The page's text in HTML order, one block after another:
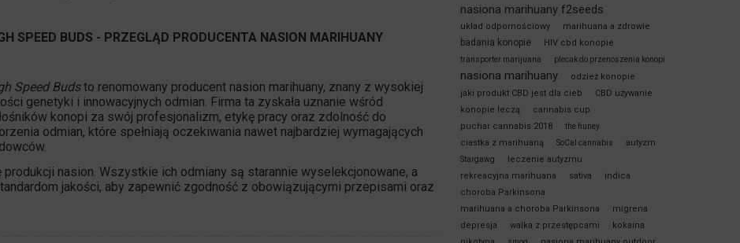
SPEED BUDS - PRZEGLĄD PRODUCENTA NASION MARIHUANY
Speed Budsto renomowany producent nasion marihuany, znany z wysokiej
genetyki i innowacyjnych odmian. Firma ta zyskała uznanie wśród
konopi za swój profesjonalizm, etykę pracy oraz zdolność do
odmian, które spełniają oczekiwania nawet najbardziej wymagających
nasion. Wszystkie ich odmiany są starannie wyselekcjonowane, a
jakości, aby zapewnić zgodność z obowiązującymi przepisami oraz
nasiona marihuany f2seeds
układ odpornościowy marihuana a zdrowie
badania konopie HIV cbd konopie
transporter marijuana plecak do przenoszenia konopi
nasiona marihuany
odzież konopie
jaki produkt CBD jest dla cieb
CBD używanie
konopie leczą
cannabis cup
puchar cannabis 2018
the huney
ciastka z marihuaną SoCal cannabis autyzm
Stargawg
leczenie autyzmu
rekreacyjna marihuana
sativa
indica
choroba Parkinsona
marihuana a choroba Parkinsona
migrena
depresja
walka z przestępcami
kokaina